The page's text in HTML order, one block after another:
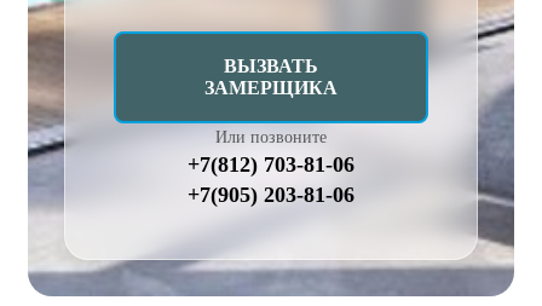
ВЫЗВАТЬ
ЗАМЕРЩИКА
Или позвоните
+7(812) 703-81-06
+7(905) 203-81-06